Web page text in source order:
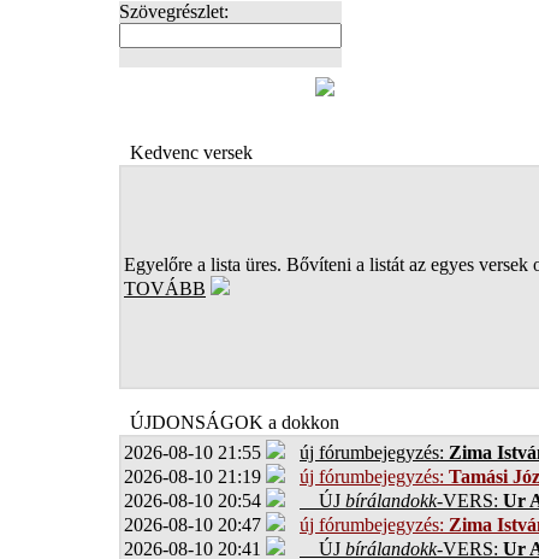
Szövegrészlet:
Kedvenc versek
Egyelőre a lista üres. Bővíteni a listát az egyes versek
TOVÁBB
ÚJDONSÁGOK a dokkon
2026-08-10 21:55
új fórumbejegyzés: Zima
2026-08-10 21:19
új fórumbejegyzés: Tamási
2026-08-10 20:54
ÚJ bírálandokk-VERS: Ur
2026-08-10 20:47
új fórumbejegyzés: Zima
2026-08-10 20:41
ÚJ bírálandokk-VERS: Ur